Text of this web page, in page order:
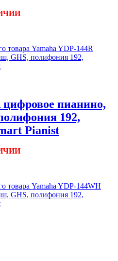
цифровое пианино,
192,
Pianist